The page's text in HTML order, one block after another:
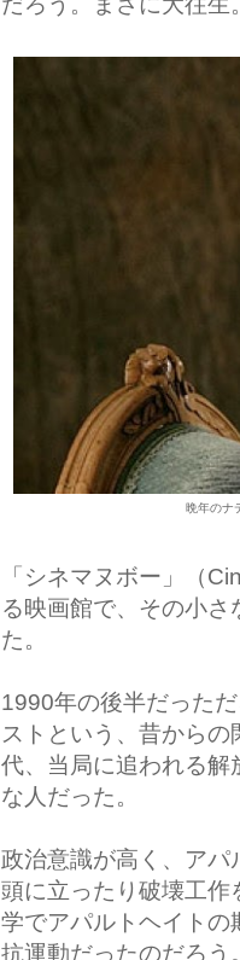
晩年のナ
「シネマヌボー」（
る映画館で、その小
た。
1990年の後半だった
ストという、昔から
代、当局に追われる解
な人だった。
政治意識が高く、アパ
頭に立ったり破壊工作
学でアパルトヘイトの
抗運動だったのだろう